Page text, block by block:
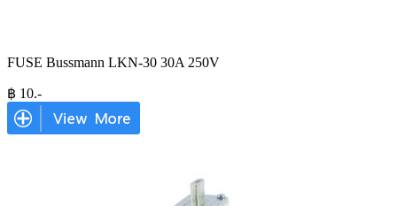
FUSE Bussmann LKN-30 30A 250V
฿ 10.-